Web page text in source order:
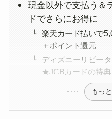
現金以外で支払う＆
ドでさらにお得に
楽天カード払いで
＋ポイント還元
ディズニーリピー
★JCBカードの特典
もっ